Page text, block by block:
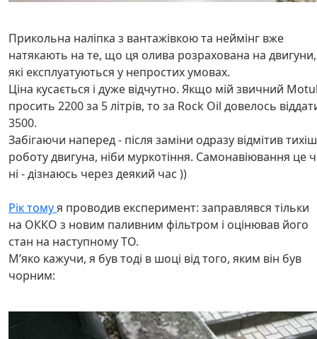
Прикольна наліпка з вантажівкою та неймінг вже
натякають на те, що ця олива розрахована на двигуни,
які експлуатуються у непростих умовах.
Ціна кусається і дуже відчутно. Якщо мій звичний
просить 2200 за 5 літрів, то за Rock Oil довелось
3500.
Забігаючи наперед - після заміни одразу відмітив
роботу двигуна, ніби муркотіння. Самонавіювання це
ні - дізнаюсь через деякий час ))
Рік томуя проводив експеримент: заправлявся тільки
на ОККО з новим паливним фільтром і оцінював його
стан на наступному ТО.
Мʼяко кажучи, я був тоді в шоці від того, яким він був
чорним: